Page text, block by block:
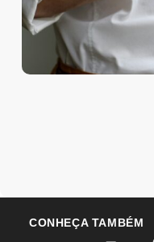
CONHEÇA TAMBÉM